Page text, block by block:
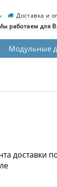
Доставка и
работаем для
Модульные
доставки